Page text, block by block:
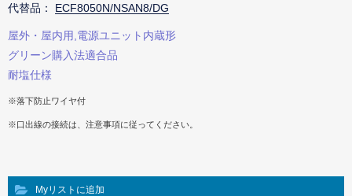
代替品： ECF8050N/NSAN8/DG
屋外・屋内用,電源ユニット内蔵形
グリーン購入法適合品
耐塩仕様
※落下防止ワイヤ付
※口出線の接続は、注意事項に従ってください。
Myリストに追加